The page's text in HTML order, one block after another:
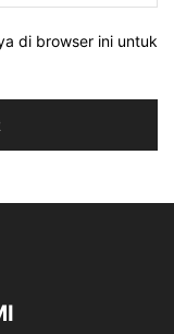
di browser ini untuk